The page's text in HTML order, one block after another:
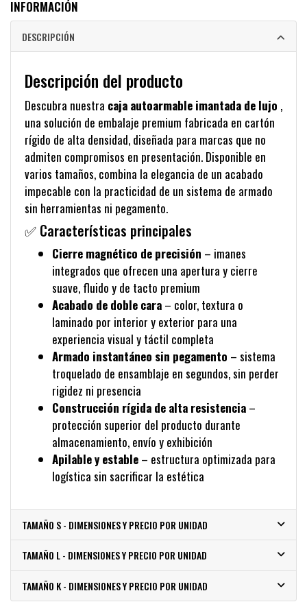
INFORMACIÓN
DESCRIPCIÓN
Descripción del producto
Descubra nuestra caja autoarmable imantada de lujo ,
una solución de embalaje premium fabricada en cartón
rígido de alta densidad, diseñada para marcas que no
admiten compromisos en presentación. Disponible en
varios tamaños, combina la elegancia de un acabado
impecable con la practicidad de un sistema de armado
sin herramientas ni pegamento.
✅ Características principales
Cierre magnético de precisión – imanes
integrados que ofrecen una apertura y cierre
suave, fluido y de tacto premium
Acabado de doble cara – color, textura o
laminado por interior y exterior para una
experiencia visual y táctil completa
Armado instantáneo sin pegamento – sistema
troquelado de ensamblaje en segundos, sin perder
rigidez ni presencia
Construcción rígida de alta resistencia –
protección superior del producto durante
almacenamiento, envío y exhibición
Apilable y estable – estructura optimizada para
logística sin sacrificar la estética
TAMAÑO S - DIMENSIONES Y PRECIO POR UNIDAD
TAMAÑO L - DIMENSIONES Y PRECIO POR UNIDAD
TAMAÑO K - DIMENSIONES Y PRECIO POR UNIDAD